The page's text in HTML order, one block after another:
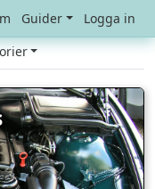
Guider
Logga in